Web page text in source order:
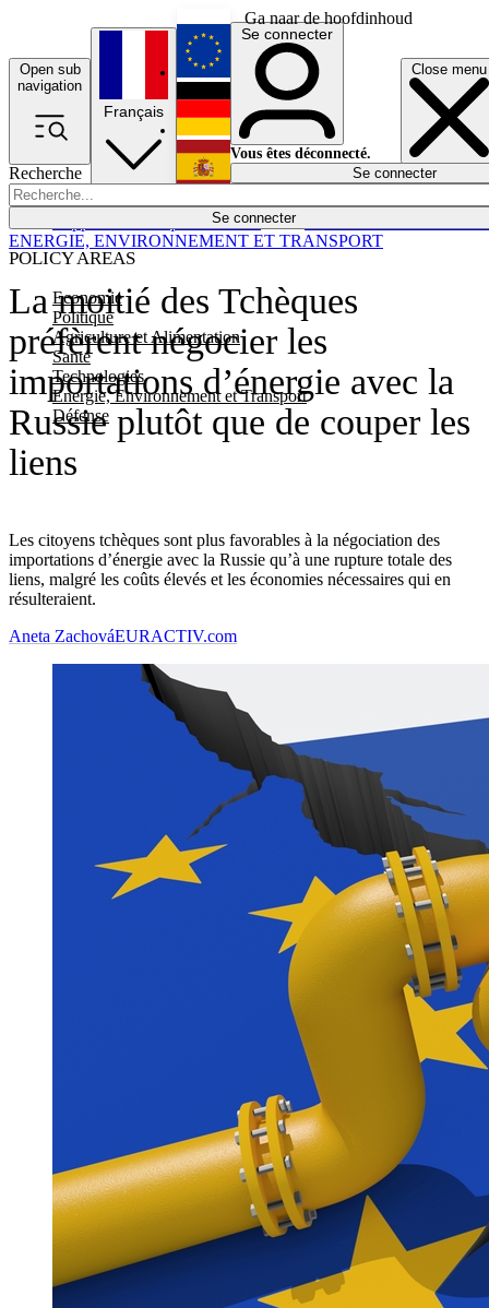
Ga naar de hoofdinhoud
Open sub
navigation
Close menu
Recherche
Se connecter
POLICY AREAS
Economie
Politique
Agriculture et Alimentation
Santé
Technologies
Energie, Environnement et Transport
Défense
Économie
Français
English
Deutsch
Español
Se connecter
Vous êtes déconnecté.
Se connecter
La moitié des Tchèques
préfèrent négocier les
importations d’énergie avec la
Russie plutôt que de couper les
liens
Les citoyens tchèques sont plus favorables à la négociation des
importations d’énergie avec la Russie qu’à une rupture totale des
liens, malgré les coûts élevés et les économies nécessaires qui en
résulteraient.
ENERGIE, ENVIRONNEMENT ET TRANSPORT
Aneta ZachováEURACTIV.com